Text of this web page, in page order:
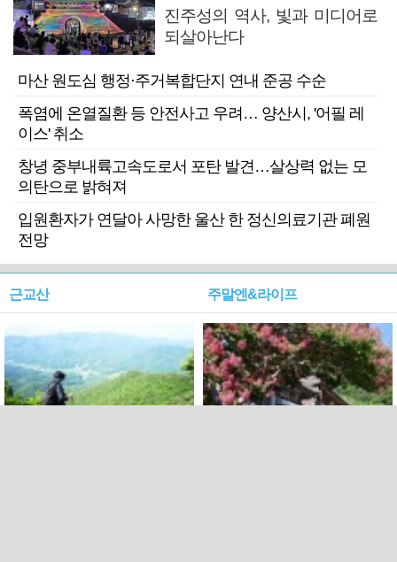
진주성의 역사, 빛과 미디어로
되살아난다
마산 원도심 행정·주거복합단지 연내 준공 수순
폭염에 온열질환 등 안전사고 우려… 양산시, '어필 레
이스' 취소
창녕 중부내륙고속도로서 포탄 발견…살상력 없는 모
의탄으로 밝혀져
입원환자가 연달아 사망한 울산 한 정신의료기관 폐원
전망
근교산 주말엔&라이프